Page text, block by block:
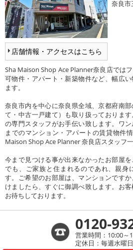
店舗情報・アクセスはこちら
奈良
Sha Maison Shop Ace Planner奈良店では
可物件・アパート・新築物件など、幅広
ます。
奈良市内を中心に奈良県全域、京都府南
て・中古一戸建て）も取り扱っておりま
の専門スタッフがお手伝い致します。ワ
までのマンション・アパートの賃貸物件
Maison Shop Ace Planner 奈良店スタッフ
今まで見つける事が出来なかったお部屋
でも、ご家族と住まれるのであれ、親身
す。ご希望のお部屋は、マンションです
けましたら、すぐに御調べ致します。お
お待ちしております。
0120-
営業時間：10:00～
定休日：毎週水曜